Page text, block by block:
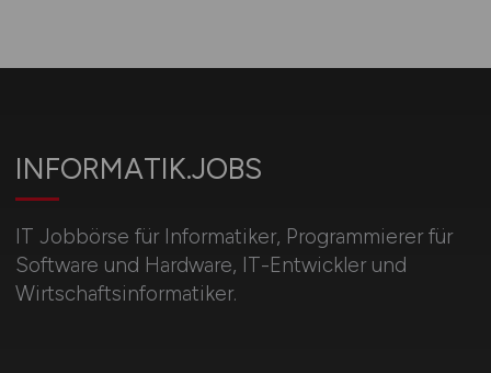
INFORMATIK.JOBS
IT Jobbörse für Informatiker, Programmierer für
Software und Hardware, IT-Entwickler und
Wirtschaftsinformatiker.